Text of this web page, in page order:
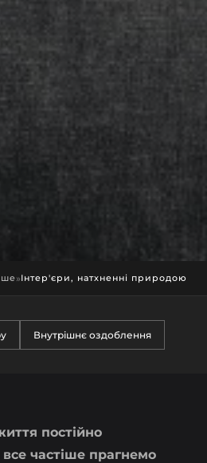
»Інтер'єри, натхненні природою
Внутрішнє оздоблення
постійно
частіше прагнемо